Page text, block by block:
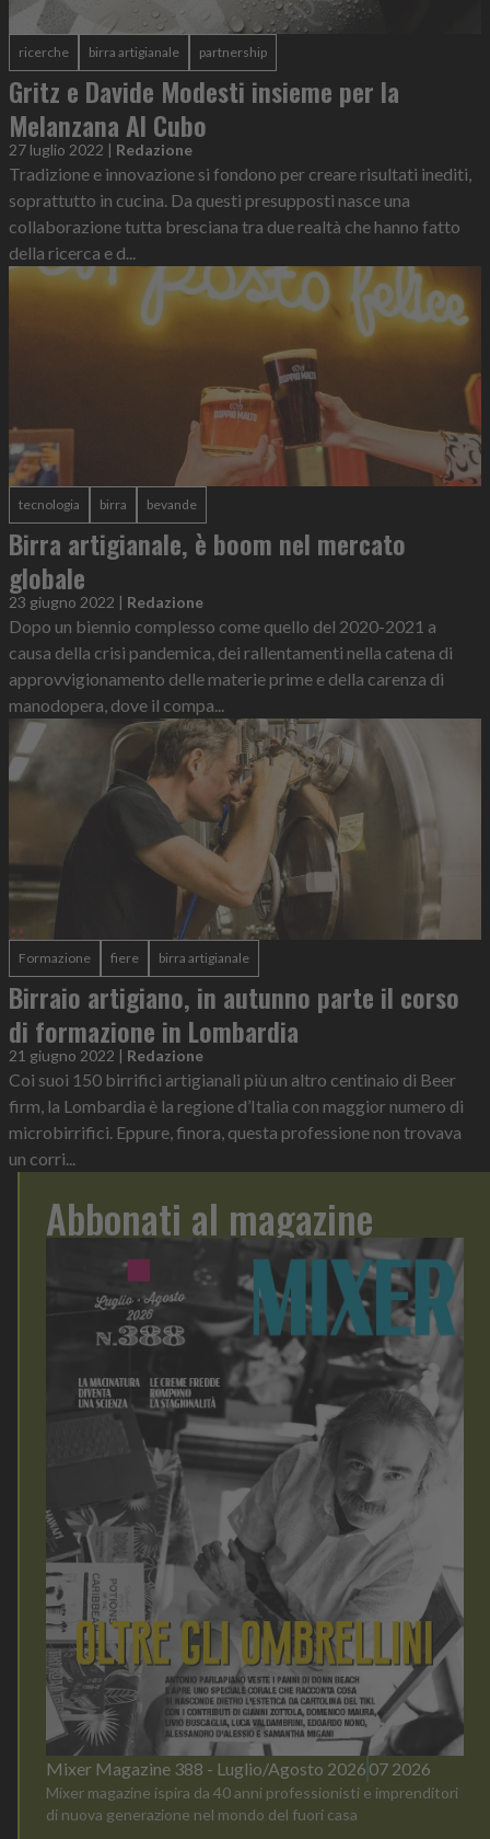
ricerche birra artigianale partnership
Gritz e Davide Modesti insieme per la
Melanzana Al Cubo
27 luglio 2022 | Redazione
Tradizione e innovazione si fondono per creare risultati inediti,
soprattutto in cucina. Da questi presupposti nasce una
collaborazione tutta bresciana tra due realtà che hanno fatto
della ricerca e d...
tecnologia birra bevande
Birra artigianale, è boom nel mercato
globale
23 giugno 2022 Redazione
Dopo un biennio complesso come quello del 2020-2021 a
causa della crisi pandemica, dei rallentamenti nella catena di
approvvigionamento delle materie prime e della carenza di
manodopera, dove il compa...
Formazione fiere birra artigianale
Birraio artigiano, in autunno parte il corso
di formazione in Lombardia
21 giugno 2022 | Redazione
Coi suoi 150 birrifici artigianali più un altro centinaio di Beer
firm, la Lombardia è la regione d’Italia con maggior numero di
microbirrifici. Eppure, finora, questa professione non trovava
un corri...
Abbonati al magazine
Mixer Magazine 388 - Luglio/Agosto 2026 07 2026
Mixer magazine ispira da 40 anni professionisti e imprenditori
di nuova generazione nel mondo del fuori casa